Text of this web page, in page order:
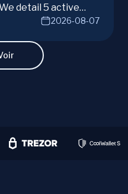
detail 5 active
and a vital checklist
2026-08-07